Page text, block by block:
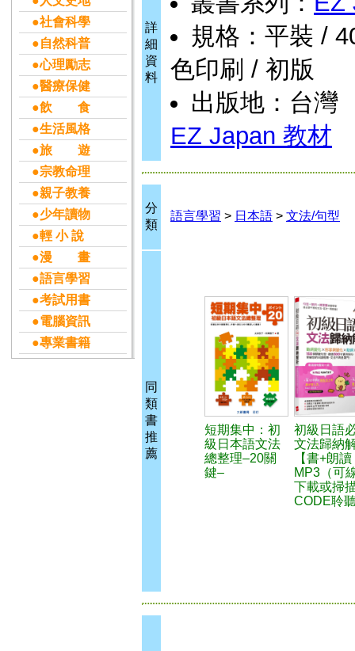
●社會科學
●自然科普
●心理勵志
●醫療保健
●飲 食
●生活風格
●旅 遊
●宗教命理
●親子教養
●少年讀物
●輕 小 說
●漫 畫
●語言學習
●考試用書
●電腦資訊
●專業書籍
詳
細
資
料
規格：平裝 /
色印刷 / 初版
出版地：台灣
EZ Japan 教材
分
類
語言學習 > 日本語 > 文法/句型
同
類
書
推
薦
短期集中：初
級日本語文法
總整理–20關
鍵–
初級日語
文法歸納
【書+朗讀
MP3（可
下載或掃
CODE聆